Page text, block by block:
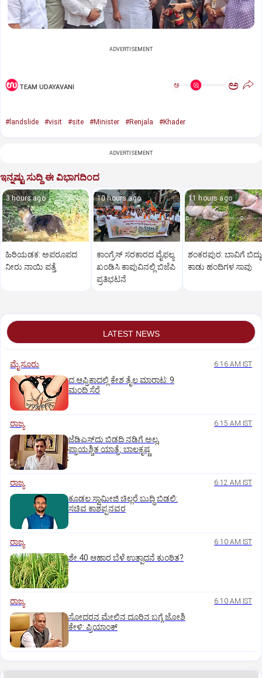
ADVERTISEMENT
TEAM UDAYAVANI ಅ ಅ
#landslide #visit #site #Minister #Renjala #Khader
ADVERTISEMENT
ಇನ್ನಷ್ಟು ಸುದ್ದಿ ಈ ವಿಭಾಗದಿಂದ
3 hours ago
ಹಿರಿಯಡಕ: ಅಪರೂಪದ
ನೀರು ನಾಯಿ ಪತ್ತೆ
10 hours ago
ಕಾಂಗ್ರೆಸ್ ಸರಕಾರದ ವೈಫಲ್ಯ
ಖಂಡಿಸಿ ಕಾಪುವಿನಲ್ಲಿ ಬಿಜೆಪಿ
ಪ್ರತಿಭಟನೆ
11 hours ago
ಶಂಕರಪುರ: ಬಾವಿಗೆ ಬಿದ್ದು
ಕಾಡು ಹಂದಿಗಳ ಸಾವು
LATEST NEWS
ಮೈಸೂರು 6:16 AM IST
ದ.ಆಫ್ರಿಕಾದಲ್ಲಿ ಕೇಶ ತೈಲ ಮಾರಾಟ: 9
ಮಂದಿ ಸೆರೆ
ರಾಜ್ಯ 6:15 AM IST
ಜೆಡಿಎಸ್‌ದು ಬಿಡದಿ ನಡಿಗೆ ಅಲ್ಲ,
ಪ್ರಾಯಶ್ಚಿತ ಯಾತ್ರೆ: ಬಾಲಕೃಷ್ಣ
ರಾಜ್ಯ 6:12 AM IST
ಕೂಡಲ ಸ್ವಾಮೀಜಿ ಚಿಲ್ಲರೆ ಬುದ್ಧಿ ಬಿಡಲಿ:
ಸಚಿವ ಕಾಶಪ್ಪನವರ
ರಾಜ್ಯ 6:10 AM IST
ಶೇ.40 ಆಹಾರ ಬೆಳೆ ಉತ್ಪಾದನೆ ಕುಂಠಿತ?
ರಾಜ್ಯ 6:10 AM IST
ಸೋದರನ ಮೇಲಿನ ದೂರಿನ ಬಗ್ಗೆ ಜೋಶಿ
ಕೇಳಿ: ಪ್ರಿಯಾಂಕ್‌